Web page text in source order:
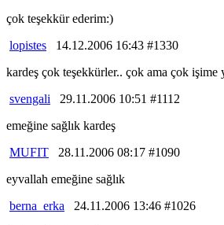
çok teşekkür ederim:)
lopistes 14.12.2006 16:43 #1330
kardeş çok teşekkürler.. çok ama çok işime
svengali 29.11.2006 10:51 #1112
emeğine sağlık kardeş
MUFIT 28.11.2006 08:17 #1090
eyvallah emeğine sağlık
berna_erka 24.11.2006 13:46 #1026